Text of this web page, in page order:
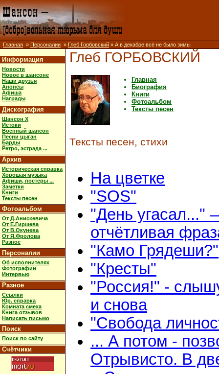
Главная » Персоналии » Глеб Горбовский » А в декабре всё не было зимы
Информация
Новости
Новое в шансоне
Наши друзья
Анонсы
Афиша
Награды
Дискография
Шансон X
Истоки
Военный шансон
Песни цыган
Барды
Ретро, эстрада ...
Архив
Историческая справка
Хорошая музыка
Афиши, постеры ...
Заметки
Книги
Тексты песен
Фотоальбом
От Д.Анискевича
От Е.Гиршева
От В.Окунева
От Я.Фролова
Разное
Персоналии
Об исполнителях
Фотографии
Интервью
Разное
Ссылки
Юр. справка
Комната смеха
Книга отзывов
Написать письмо
Поиск
Поиск по сайту
Счётчики
Глеб ГОРБОВСКИЙ
Главная
Биография
Книги
Фотоальбом
Тексты песен
Тексты песен, стихи
На цветке
"SOS"
"День угасал..."
отчётливая
"Камо Грядеши?"
"Кресты"
"Россия!" -
и снова
"Свобода
... А потом -
Отрывисто. В